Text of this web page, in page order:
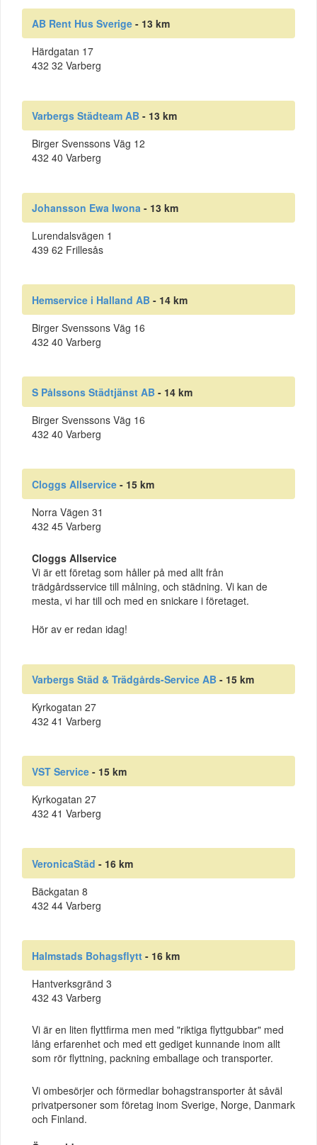
AB Rent Hus Sverige - 13 km
Härdgatan 17
432 32 Varberg
Varbergs Städteam AB - 13 km
Birger Svenssons Väg 12
432 40 Varberg
Johansson Ewa Iwona - 13 km
Lurendalsvägen 1
439 62 Frillesås
Hemservice i Halland AB - 14 km
Birger Svenssons Väg 16
432 40 Varberg
S Pålssons Städtjänst AB - 14 km
Birger Svenssons Väg 16
432 40 Varberg
Cloggs Allservice - 15 km
Norra Vägen 31
432 45 Varberg
Cloggs Allservice
Vi är ett företag som håller på med allt från
trädgårdsservice till målning, och städning. Vi kan de
mesta, vi har till och med en snickare i företaget.
Hör av er redan idag!
Varbergs Städ & Trädgårds-Service AB - 15 km
Kyrkogatan 27
432 41 Varberg
VST Service - 15 km
Kyrkogatan 27
432 41 Varberg
VeronicaStäd - 16 km
Bäckgatan 8
432 44 Varberg
Halmstads Bohagsflytt - 16 km
Hantverksgränd 3
432 43 Varberg
Vi är en liten flyttfirma men med "riktiga flyttgubbar" med
lång erfarenhet och med ett gediget kunnande inom allt
som rör flyttning, packning emballage och transporter.
Vi ombesörjer och förmedlar bohagstransporter åt såväl
privatpersoner som företag inom Sverige, Norge, Danmark
och Finland.